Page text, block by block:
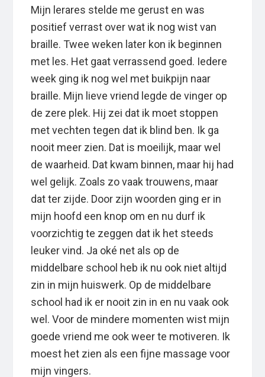
Mijn lerares stelde me gerust en was
positief verrast over wat ik nog wist van
braille. Twee weken later kon ik beginnen
met les. Het gaat verrassend goed. Iedere
week ging ik nog wel met buikpijn naar
braille. Mijn lieve vriend legde de vinger op
de zere plek. Hij zei dat ik moet stoppen
met vechten tegen dat ik blind ben. Ik ga
nooit meer zien. Dat is moeilijk, maar wel
de waarheid. Dat kwam binnen, maar hij had
wel gelijk. Zoals zo vaak trouwens, maar
dat ter zijde. Door zijn woorden ging er in
mijn hoofd een knop om en nu durf ik
voorzichtig te zeggen dat ik het steeds
leuker vind. Ja oké net als op de
middelbare school heb ik nu ook niet altijd
zin in mijn huiswerk. Op de middelbare
school had ik er nooit zin in en nu vaak ook
wel. Voor de mindere momenten wist mijn
goede vriend me ook weer te motiveren. Ik
moest het zien als een fijne massage voor
mijn vingers.